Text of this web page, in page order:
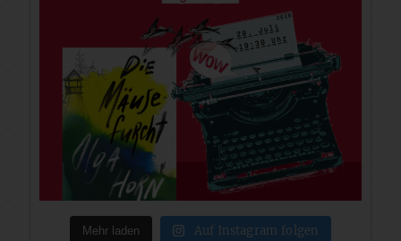
Mehr laden Auf Instagram folgen